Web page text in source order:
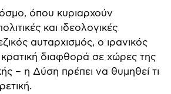
όπου κυριαρχούν
και ιδεολογικές
αυταρχισμός, ο ιρανικός
διαφθορά σε χώρες της
– η Δύση πρέπει να θυμηθεί τι